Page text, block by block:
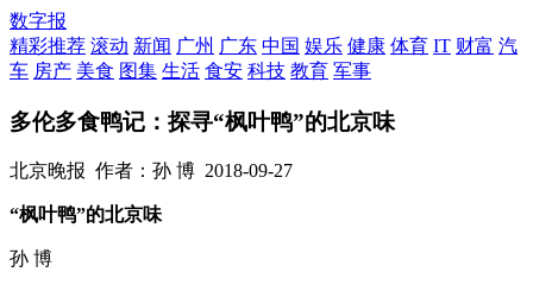
数字报
精彩推荐 滚动 新闻 广州 广东 中国 娱乐 健康 体育 IT 财富 汽
车 房产 美食 图集 生活 食安 科技 教育 军事
多伦多食鸭记：探寻“枫叶鸭”的北京味
北京晚报 作者：孙 博 2018-09-27
“枫叶鸭”的北京味
孙 博